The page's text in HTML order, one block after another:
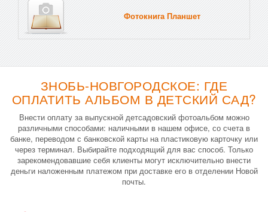
Фотокнига Планшет
ЗНОБЬ-НОВГОРОДСКОЕ: ГДЕ
ОПЛАТИТЬ АЛЬБОМ В ДЕТСКИЙ САД?
Внести оплату за выпускной детсадовский фотоальбом можно
различными способами: наличными в нашем офисе, со счета в
банке, переводом с банковской карты на пластиковую карточку или
через терминал. Выбирайте подходящий для вас способ. Только
зарекомендовавшие себя клиенты могут исключительно внести
деньги наложенным платежом при доставке его в отделении Новой
почты.